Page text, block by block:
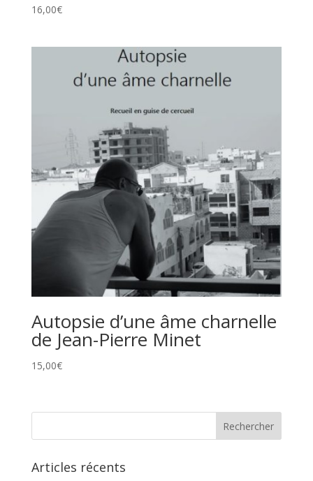
16,00€
Autopsie d’une âme charnelle
de Jean-Pierre Minet
15,00€
Articles récents